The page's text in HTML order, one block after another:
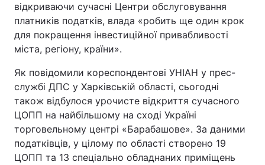
відкриваючи сучасні Центри обслуговування
платників податків, влада «робить ще один крок
для покращення інвестиційної привабливості
міста, регіону, країни».
Як повідомили кореспондентові УНІАН у прес-
службі ДПС у Харківській області, сьогодні
також відбулося урочисте відкриття сучасного
ЦОПП на найбільшому на сході Україні
торговельному центрі «Барабашове». За даними
податківців, у цілому по області створено 19
ЦОПП та 13 спеціально обладнаних приміщень